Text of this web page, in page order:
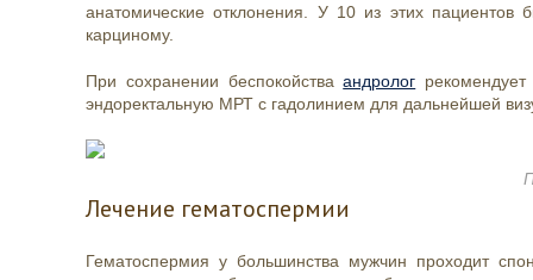
анатомические отклонения. У 10 из этих
карциному.
При сохранении беспокойстваандролог
эндоректальную МРТ с гадолинием для дальнейшей
Лечение гематоспермии
Гематоспермия у большинства мужчин проходит